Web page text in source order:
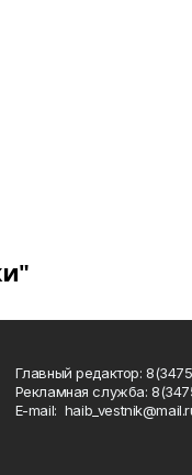
Главный редактор:
Рекламная служба:
Е-mаil: